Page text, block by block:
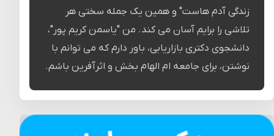
زندگی آدم هاست" و همین یک جمله سختی هر
تلاشی را برایم آسان می کند. من "یاسمن کریم پور"،
دانشجوی دکتری بازاریابی، باور دارم که می توانم با
نوشتن، برای جامعه ام الهام بخش و اثرآفرین باشم.